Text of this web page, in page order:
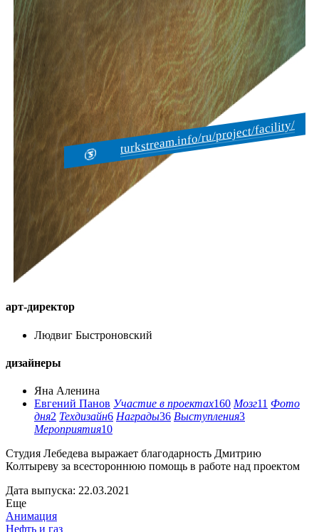
turkstream.info/ru/project/facility/
арт-директор
Людвиг Быстроновский
дизайнеры
Яна Аленина
Евгений Панов Участие в проектах160 Мозг11 Фото
дня2 Техдизайн6 Награды36 Выступления3
Мероприятия10
Студия Лебедева выражает благодарность Дмитрию
Колтыреву за всестороннюю помощь в работе над проектом
Дата выпуска: 22.03.2021
Еще
Анимация
Нефть и газ